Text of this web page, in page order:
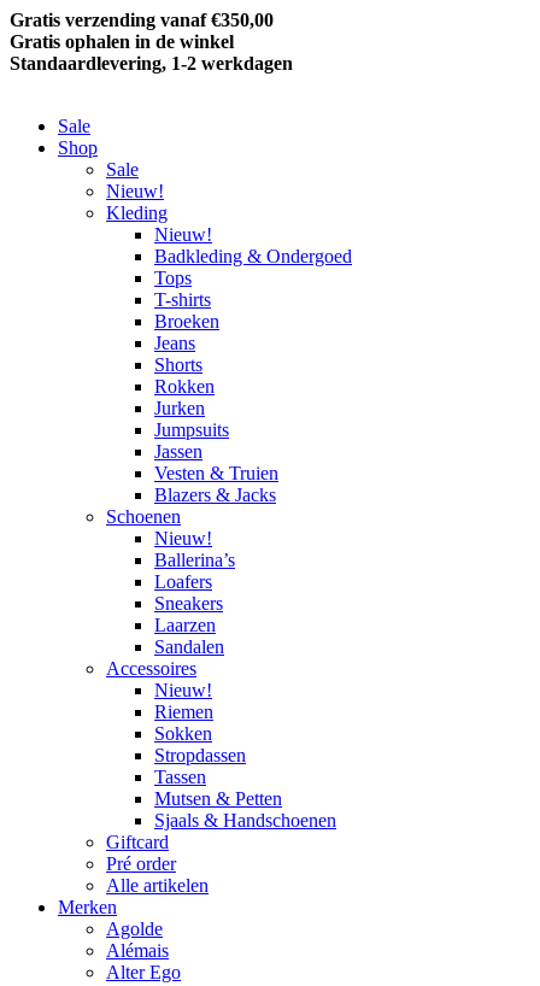
Gratis verzending vanaf €350,00
Gratis ophalen in de winkel
Standaardlevering, 1-2 werkdagen
Sale
Shop
Sale
Nieuw!
Kleding
Nieuw!
Badkleding & Ondergoed
Tops
T-shirts
Broeken
Jeans
Shorts
Rokken
Jurken
Jumpsuits
Jassen
Vesten & Truien
Blazers & Jacks
Schoenen
Nieuw!
Ballerina’s
Loafers
Sneakers
Laarzen
Sandalen
Accessoires
Nieuw!
Riemen
Sokken
Stropdassen
Tassen
Mutsen & Petten
Sjaals & Handschoenen
Giftcard
Pré order
Alle artikelen
Merken
Agolde
Alémais
Alter Ego